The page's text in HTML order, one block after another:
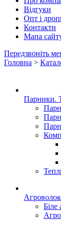
Відгуки
Опт і
Контакти
Мапа
Передзвоніть
Головна >
Парники.
Біле